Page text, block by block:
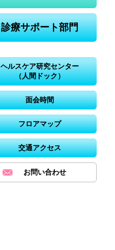
診療サポート部門
ヘルスケア研究センター
（人間ドック）
面会時間
フロアマップ
交通アクセス
お問い合わせ